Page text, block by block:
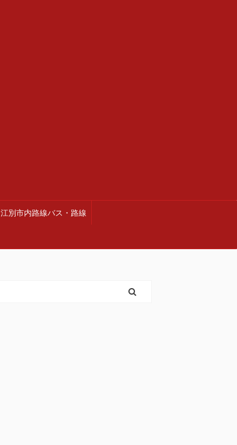
江別市内路線バス・路線